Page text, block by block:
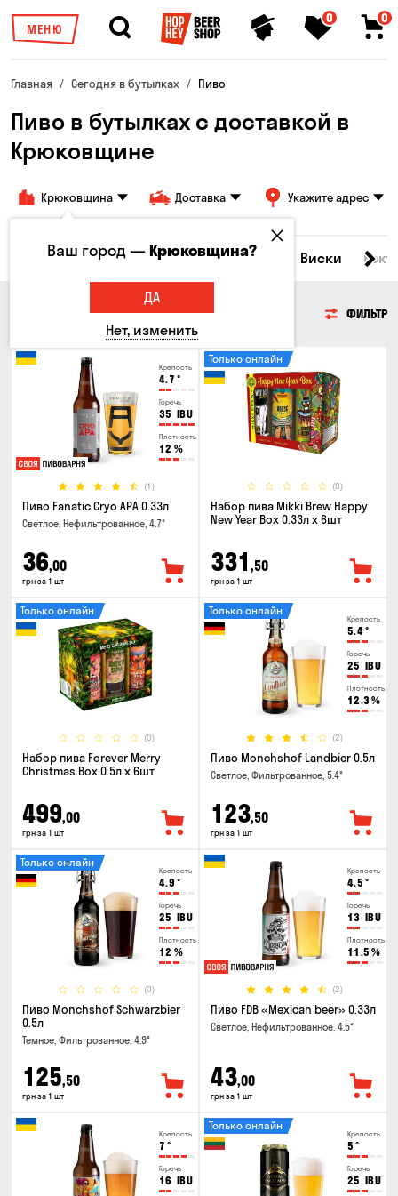
МЕНЮ
0 0
Главная Сегодня в бутылках Пиво
Пиво в бутылках с доставкой в
Крюковщине
Крюковщина Доставка Укажите адрес
Все товары Пиво Сидр Вино Виски
ФИЛЬТР
Крепость
4.7 °
Горечь
35 IBU
Плотность
12 %
(1)
Пиво Fanatic Cryo APA 0.33л
Светлое, Нефильтрованное, 4.7°
36,00
грн за 1 шт
(0)
Только онлайн
Набор пива Mikki Brew Happy
New Year Box 0.33л x 6шт
331 ,50
грн за 1 шт
(0)
Только онлайн
Набор пива Forever Merry
Christmas Box 0.5л x 6шт
499,00
грн за 1 шт
Крепость
5.4°
Горечь
25 IBU
Плотность
12.3%
(2)
Только онлайн
Пиво Monchshof Landbier 0.5л
Светлое, Фильтрованное, 5.4°
123,50
грн за 1 шт
Крепость
4.9 °
Горечь
25 IBU
Плотность
12 %
(0)
Только онлайн
Пиво Monchshof Schwarzbier
0.5л
Темное, Фильтрованное, 4.9°
125,50
грн за 1 шт
Крепость
4.5 °
Горечь
13 IBU
Плотность
11.5 %
(2)
Пиво FDB «Mexican beer» 0.33л
Светлое, Нефильтрованное, 4.5°
43,00
грн за 1 шт
Крепость
7 °
Горечь
16 IBU
Крепость
5 °
Горечь
25 IBU
Только онлайн
Ваш город —Крюковщина?
ДА
Нет, изменить